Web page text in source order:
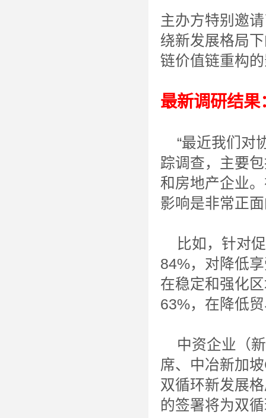
主办方特别邀
绕新发展格局
链价值链重构
最新调研结果
“最近我们对
踪调查，主要
和房地产企业
影响是非常正
比如，针对促
84%，对降低
在稳定和强化
63%，在降低
中资企业（新
席、中冶新加
双循环新发展
的签署将为双